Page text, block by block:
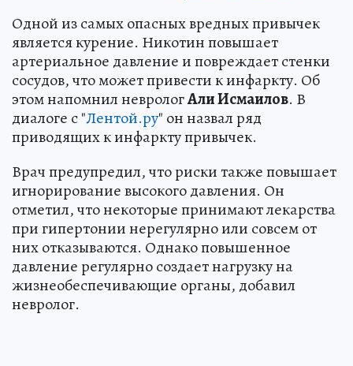
Одной из самых опасных вредных привычек
является курение. Никотин повышает
артериальное давление и повреждает стенки
сосудов, что может привести к инфаркту. Об
этом напомнил неврологАли Исмаилов. В
диалоге с "Лентой.ру" он назвал ряд
приводящих к инфаркту привычек.
Врач предупредил, что риски также повышает
игнорирование высокого давления. Он
отметил, что некоторые принимают лекарства
при гипертонии нерегулярно или совсем от
них отказываются. Однако повышенное
давление регулярно создает нагрузку на
жизнеобеспечивающие органы, добавил
невролог.